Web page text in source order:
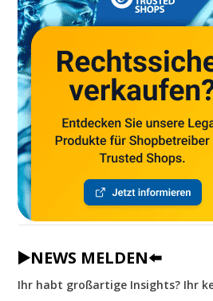
▶️NEWS MELDEN⬅️
Ihr habt großartige Insights? Ihr